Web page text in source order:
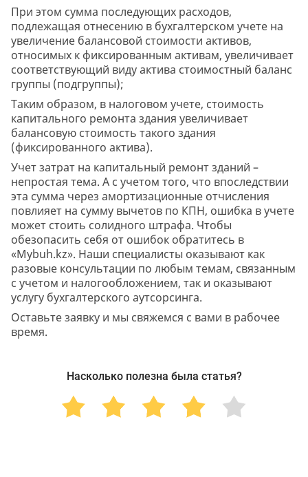
При этом сумма последующих расходов,
подлежащая отнесению в бухгалтерском учете на
увеличение балансовой стоимости активов,
относимых к фиксированным активам, увеличивает
соответствующий виду актива стоимостный баланс
группы (подгруппы);
Таким образом, в налоговом учете, стоимость
капитального ремонта здания увеличивает
балансовую стоимость такого здания
(фиксированного актива).
Учет затрат на капитальный ремонт зданий –
непростая тема. А с учетом того, что впоследствии
эта сумма через амортизационные отчисления
повлияет на сумму вычетов по КПН, ошибка в учете
может стоить солидного штрафа. Чтобы
обезопасить себя от ошибок обратитесь в
«Mybuh.kz». Наши специалисты оказывают как
разовые консультации по любым темам, связанным
с учетом и налогообложением, так и оказывают
услугу бухгалтерского аутсорсинга.
Оставьте заявку и мы свяжемся с вами в рабочее
время.
Насколько полезна была статья?